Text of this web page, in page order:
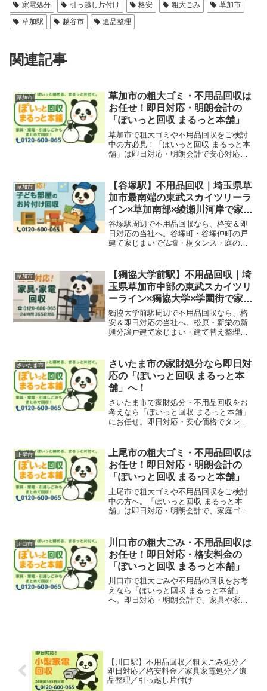
家電処分
引っ越し片付け 格安 粗大ごみ
草加市
草加駅
越谷市 遺品整理
関連記事
草加市
草加市の粗大ゴミ・不用品回収は
お任せ！即日対応・明朗会計の
「ぽいっと回収 まるっと本舗」
草加市で粗大ゴミや不用品回収をご検討
中の方必見！「ぽいっと回収 まるっと本
舗」は即日対応・明朗会計で安心対応。
団地、瀬崎、氷川町エリアも対応可能で
す。
草加市
【谷塚駅】不用品回収｜埼玉県草
加市最南端の東武スカイツリーラ
イン×草加南部×綾瀬川河岸で家具
家電・粗大ごみを即日対応＆格安
処分
谷塚駅周辺で不用品回収なら、格安＆即
日対応の当社へ。谷塚町・谷塚仲町の戸
建て家じまいで仏壇・桐タンス・庭の物
店代替わり・東武スカイツリーライン沿
線事業所の代替わりで家具・家電・店舗
什器・粗大ごみをまるっと回収いたしま
す！
草加市
【獨協大学前駅】不用品回収｜埼
玉県草加市中部の東武スカイツリ
ーライン×獨協大学×学園街で家具
家電・粗大ごみを即日対応＆格安
処分
獨協大学前駅周辺で不用品回収なら、格
安＆即日対応の当社へ。松原・新栄の新
興分譲戸建て家じまい・建て替え整理、
ローカル商店閉店・東武スカイツリーラ
イン沿線事業所の代替わりで家具・家
電・店舗什器・粗大ごみをまるっと回収
いたします！
さいたま市
さいたま市の家財処分なら即日対
応の「ぽいっと回収 まるっと本
舗」へ！
さいたま市で家財処分・不用品回収をお
考えなら「ぽいっと回収 まるっと本舗」
にお任せ。即日対応・安心価格でタンス
談ください。
上尾市
上尾市の粗大ゴミ・不用品回収は
お任せ！即日対応・明朗会計の
「ぽいっと回収 まるっと本舗」
上尾市で粗大ゴミや不用品回収をご検討
中の方へ。「ぽいっと回収 まるっと本
舗」は即日対応・明朗会計で、家庭ゴ
リアも幅広くサポートしています。
川口市
川口市の粗大ごみ・不用品回収は
お任せ！即日対応・格安料金の
「ぽいっと回収 まるっと本舗」
川口市で粗大ごみや不用品の回収をお考
えなら「ぽいっと回収 まるっと本舗」
へ。即日対応・明朗会計で、家具や家電
【川口駅】不用品回収／粗大ごみ処分／
即日対応／格安料金／家具家電処分／遺
品整理／引っ越し片付け